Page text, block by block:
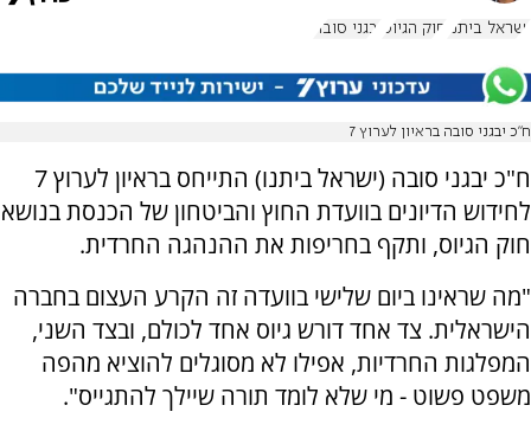
ישראל ביתנו חוק הגיוס יבגני סובה
ח"כ יבגני סובה בראיון לערוץ 7
ח"כ יבגני סובה (ישראל ביתנו) התייחס בראיון לערוץ 7
לחידוש הדיונים בוועדת החוץ והביטחון של הכנסת בנושא
חוק הגיוס, ותקף בחריפות את ההנהגה החרדית.
"מה שראינו ביום שלישי בוועדה זה הקרע העצום בחברה
הישראלית. צד אחד דורש גיוס אחד לכולם, ובצד השני,
המפלגות החרדיות, אפילו לא מסוגלים להוציא מהפה
משפט פשוט - מי שלא לומד תורה שיילך להתגייס".